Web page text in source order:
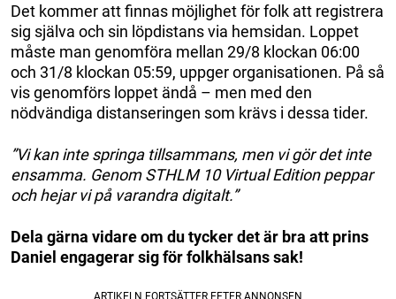
Det kommer att finnas möjlighet för folk att registrera
sig själva och sin löpdistans via hemsidan. Loppet
måste man genomföra mellan 29/8 klockan 06:00
och 31/8 klockan 05:59, uppger organisationen. På så
vis genomförs loppet ändå – men med den
nödvändiga distanseringen som krävs i dessa tider.
”Vi kan inte springa tillsammans, men vi gör det inte
ensamma. Genom STHLM 10 Virtual Edition peppar
och hejar vi på varandra digitalt.”
Dela gärna vidare om du tycker det är bra att prins
Daniel engagerar sig för folkhälsans sak!